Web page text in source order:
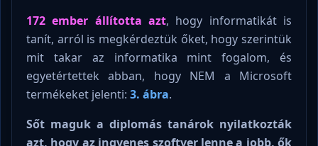
172 ember állította azt, hogy informatikát is
tanít, arról is megkérdeztük őket, hogy szerintük
mit takar az informatika mint fogalom, és
egyetértettek abban, hogy NEM a Microsoft
termékeket jelenti: 3. ábra.
Sőt maguk a diplomás tanárok nyilatkozták
azt, hogy az ingyenes szoftver lenne a jobb, ők